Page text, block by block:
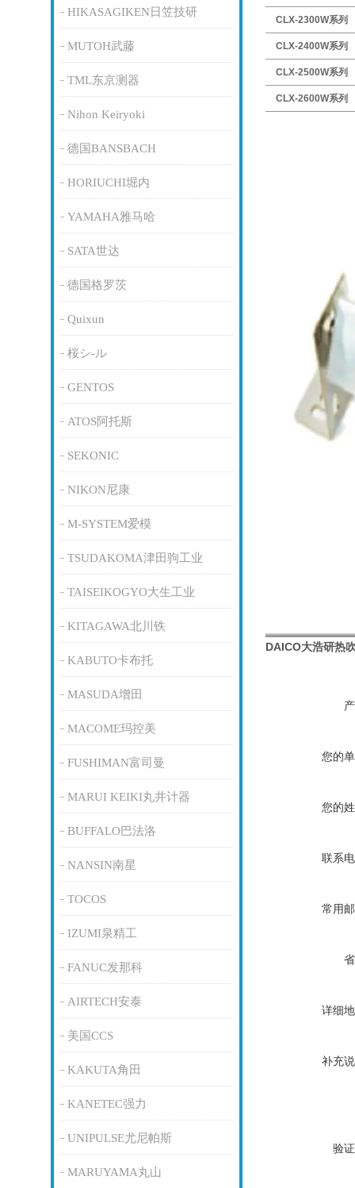
HIKASAGIKEN日笠技研
MUTOH武藤
TML东京测器
Nihon Keiryoki
德国BANSBACH
HORIUCHI堀内
YAMAHA雅马哈
SATA世达
德国格罗茨
Quixun
桜シ-ル
GENTOS
ATOS阿托斯
SEKONIC
NIKON尼康
M-SYSTEM爱模
TSUDAKOMA津田驹工业
TAISEIKOGYO大生工业
KITAGAWA北川铁
KABUTO卡布托
MASUDA增田
MACOME玛控美
FUSHIMAN富司曼
MARUI KEIKI丸井计器
BUFFALO巴法洛
NANSIN南星
TOCOS
IZUMI泉精工
FANUC发那科
AIRTECH安泰
美国CCS
KAKUTA角田
KANETEC强力
UNIPULSE尤尼帕斯
MARUYAMA丸山
CLX-2300W系列
CLX-2400W系列
CLX-2500W系列
CLX-2600W系列
DAICO大浩研热
您的
您的
联系
常用
详细
补充
验